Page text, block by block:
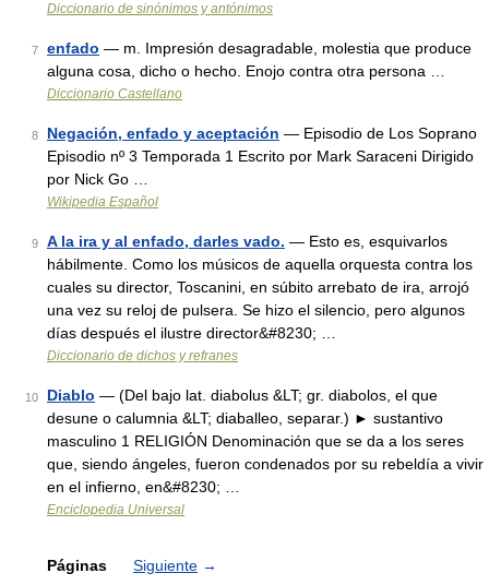
Diccionario de sinónimos y antónimos
7 enfado — m. Impresión desagradable, molestia que produce
alguna cosa, dicho o hecho. Enojo contra otra persona …
Diccionario Castellano
8 Negación, enfado y aceptación — Episodio de Los Soprano
Episodio nº 3 Temporada 1 Escrito por Mark Saraceni Dirigido
por Nick Go …
Wikipedia Español
9 A la ira y al enfado, darles vado. — Esto es, esquivarlos
hábilmente. Como los músicos de aquella orquesta contra los
cuales su director, Toscanini, en súbito arrebato de ira, arrojó
una vez su reloj de pulsera. Se hizo el silencio, pero algunos
días después el ilustre director&#8230; …
Diccionario de dichos y refranes
10 Diablo — (Del bajo lat. diabolus &LT; gr. diabolos, el que
desune o calumnia &LT; diaballeo, separar.) ► sustantivo
masculino 1 RELIGIÓN Denominación que se da a los seres
que, siendo ángeles, fueron condenados por su rebeldía a vivir
en el infierno, en&#8230; …
Enciclopedia Universal
Páginas Siguiente →